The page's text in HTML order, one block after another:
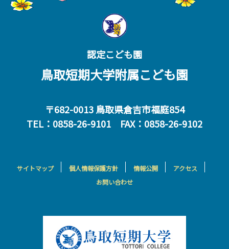
認定こども園
鳥取短期大学附属こども園
〒682-0013 鳥取県倉吉市福庭854
TEL：0858-26-9101 FAX：0858-26-9102
サイトマップ 個人情報保護方針 情報公開
アクセス
お問い合わせ